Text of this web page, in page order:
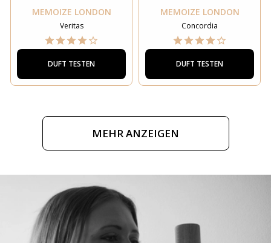
MEMOIZE LONDON
Veritas
DUFT TESTEN
MEMOIZE LONDON
Concordia
DUFT TESTEN
MEHR ANZEIGEN